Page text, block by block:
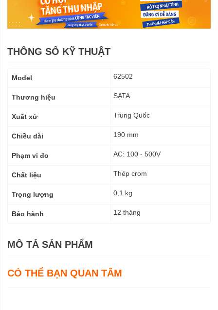
THÔNG SỐ KỸ THUẬT
kỹ
Model 62502
Thương hiệu SATA
Xuất xứ Trung Quốc
Chiều dài 190 mm
Phạm vi đo AC: 100 - 500V
Chất liệu Thép crom
Trọng lượng 0,1 kg
Bảo hành 12 tháng
MÔ TẢ SẢN PHẨM
CÓ THỂ BẠN QUAN TÂM